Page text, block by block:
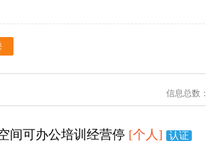
信息总数：
间可办公培训经营停 [个人] 认证